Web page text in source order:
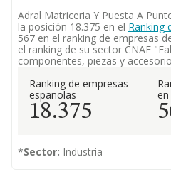
Adral Matriceria Y Puesta A
la posición 18.375 en el Ranking
567 en el ranking de empresas
el ranking de su sector CNAE
componentes, piezas y
Ranking de empresas
españolas
18.375
en
*Sector: Industria